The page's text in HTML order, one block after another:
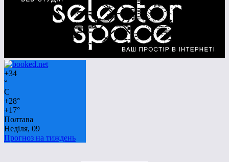
+34
°
C
+28°
+17°
Полтава
Неділя, 09
Прогноз на тиждень